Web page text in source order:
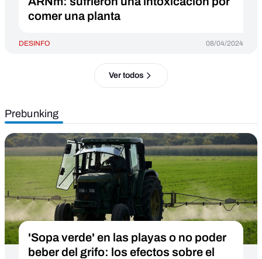
comer una planta
DESINFO 08/04/2024
Ver todos
Prebunking
'Sopa verde' en las playas o no poder
beber del grifo: los efectos sobre el